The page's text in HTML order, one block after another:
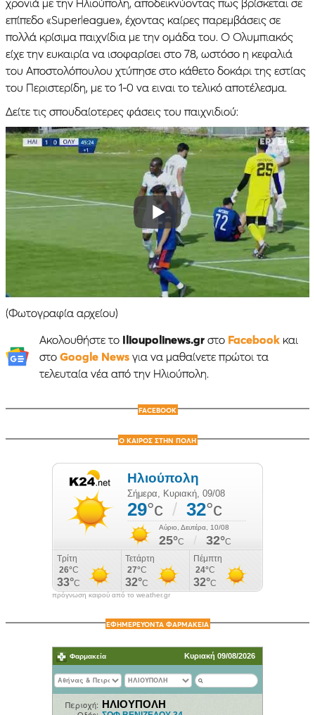
επίπεδο «Superleague», έχοντας καίρες παρεμβάσεις σε
πολλά κρίσιμα παιχνίδια με την ομάδα του. Ο Ολυμπιακός
είχε την ευκαιρία να ισοφαρίσει στο 78, ωστόσο η κεφαλιά
του Αποστολόπουλου χτύπησε στο κάθετο δοκάρι της εστίας
του Περιστερίδη, με το 1-0 να ειναι το τελικό αποτέλεσμα.
Δείτε τις σπουδαίοτερες φάσεις του παιχνιδιού:
(Φωτογραφία αρχείου)
Ακολουθήστε το Ilioupolinews.grστο Facebookκαι
στο Google Newsγια να μαθαίνετε πρώτοι τα
τελευταία νέα από την Ηλιούπολη.
FACEBOOK
Ο ΚΑΙΡΟΣ ΣΤΗΝ ΠΟΛΗ
πρόγνωση καιρού από το weather.gr
ΕΦΗΜΕΡΕΥΟΝΤΑ ΦΑΡΜΑΚΕΙΑ